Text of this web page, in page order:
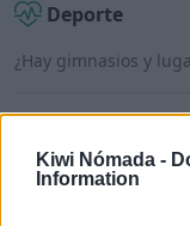
Kiwi Nómada -
Information
Deporte
¿Hay gimnasios y
¿Hay tiendas de